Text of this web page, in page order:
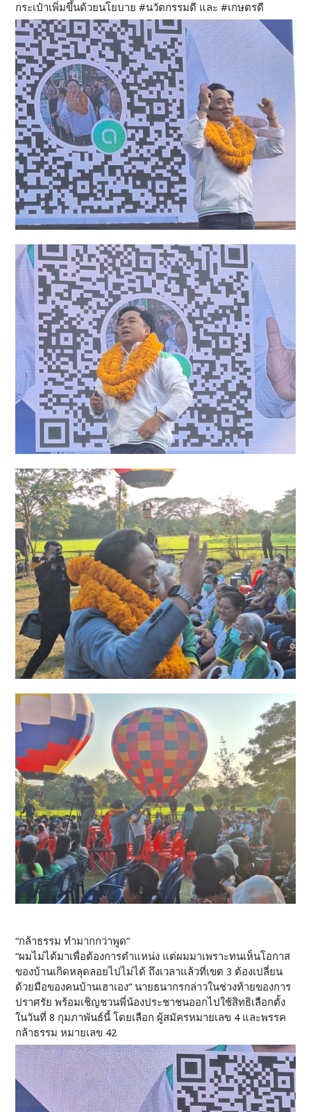
กระเป๋าเพิ่มขึ้นด้วยนโยบาย #นวัตกรรมดี และ #เกษตรดี
“กล้าธรรม ทำมากกว่าพูด”
“ผมไม่ได้มาเพื่อต้องการตำแหน่ง แต่ผมมาเพราะทนเห็นโอกาส
ของบ้านเกิดหลุดลอยไปไม่ได้ ถึงเวลาแล้วที่เขต 3 ต้องเปลี่ยน
ด้วยมือของคนบ้านเฮาเอง” นายธนากรกล่าวในช่วงท้ายของการ
ปราศรัย พร้อมเชิญชวนพี่น้องประชาชนออกไปใช้สิทธิเลือกตั้ง
ในวันที่ 8 กุมภาพันธ์นี้ โดยเลือก ผู้สมัครหมายเลข 4 และพรรค
กล้าธรรม หมายเลข 42